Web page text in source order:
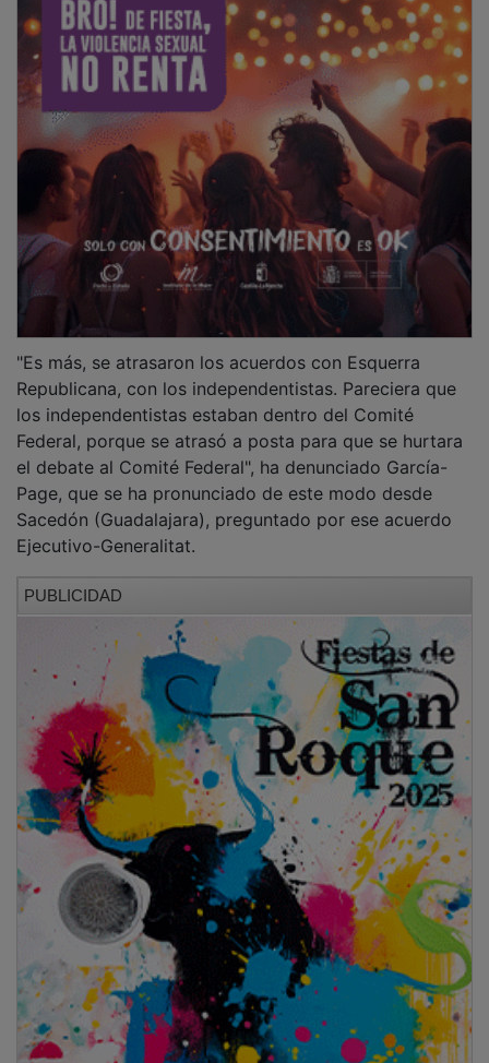
Republicana, con los independentistas. Pareciera que
los independentistas estaban dentro del Comité
Federal, porque se atrasó a posta para que se hurtara
el debate al Comité Federal", ha denunciado García-
Page, que se ha pronunciado de este modo desde
Sacedón (Guadalajara), preguntado por ese acuerdo
Ejecutivo-Generalitat.